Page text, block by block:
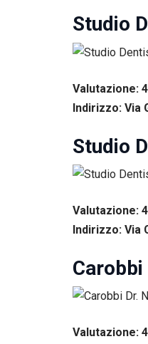
Studio
Valutazione:
Indirizzo: Via
Studio
Valutazione:
Indirizzo: Via
Carobbi
Valutazione:
una migliore
navigazione
sito durante